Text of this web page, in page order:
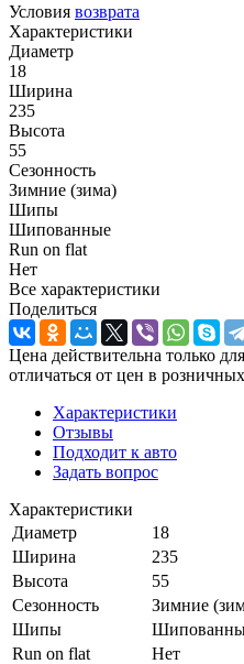
Условия возврата
Характеристики
Диаметр
18
Ширина
235
Высота
55
Сезонность
Зимние (зима)
Шипы
Шипованные
Run on flat
Нет
Все характеристики
Поделиться
Цена действительна только
отличаться от цен в
Характеристики
Отзывы
Подходит к авто
Задать вопрос
Характеристики
Диаметр
18
Ширина
235
Высота
55
Сезонность
Зимние
Шипы
Run on flat
Нет